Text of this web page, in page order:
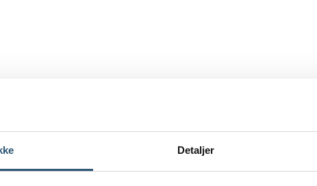
Detaljer
kan have været i gang længe uden synlige tegn. Et rør ser fint
rørsvigt
som små sivninger, misfarvning eller trykfald. Hvis du